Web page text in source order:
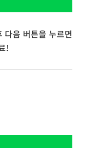
다음 버튼을 누르면
!